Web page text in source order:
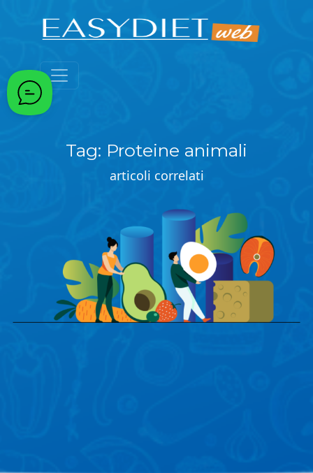
Tag: Proteine animali
articoli correlati